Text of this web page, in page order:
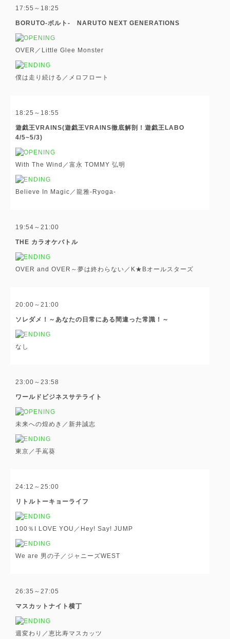
17:55～18:25
BORUTO-ボルト- NARUTO NEXT GENERATIONS
OVER／Little Glee Monster
僕は走り続ける／メロフロート
18:25～18:55
遊戯王VRAINS(遊戯王VRAINS徹底解剖！遊戯王LABO
4/5~5/3)
With The Wind／富永 TOMMY 弘明
Believe In Magic／龍雅-Ryoga-
19:54～21:00
THE カラオケバトル
OVER and OVER～夢は終わらない／K★Bオールスターズ
20:00～21:00
ソレダメ！～あなたの日常にある間違った常識！～
なし
23:00～23:58
ワールドビジネスサテライト
未来への煌めき／新井誠志
東京／手嶌葵
24:12～25:00
リトルトーキョーライフ
100％I LOVE YOU／Hey! Say! JUMP
We are 男の子／ジャニーズWEST
26:35～27:05
マスカットナイト横丁
週変わり／恵比寿マスカッツ